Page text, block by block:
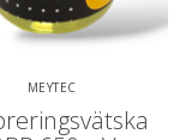
MEYTEC